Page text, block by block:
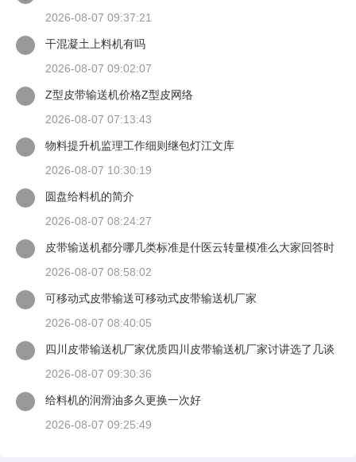
2026-08-07 09:37:21
干混凝土上料机有吗
2026-08-07 09:02:07
Z型皮带输送机价格Z型皮网络
2026-08-07 07:13:43
物料提升机监理工作细则继包灯江文库
2026-08-07 10:30:19
圆盘给料机的简介
2026-08-07 08:24:27
皮带输送机都分哪几类标准是什医云转量模准么大家回答时
2026-08-07 08:58:02
可移动式皮带输送可移动式皮带输送机厂家
2026-08-07 08:40:05
四川皮带输送机厂家优质四川皮带输送机厂家讨讲选了几谈
2026-08-07 09:30:36
给料机的润滑油多久更换一次好
2026-08-07 09:25:49